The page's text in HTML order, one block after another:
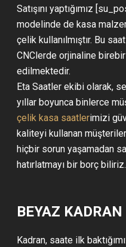
Satışını yaptığımız
modelinde de kasa
çelik kullanılmıştır. Bu
CNClerde orjinaline birebir
edilmektedir.
Eta Saatler ekibi olarak,
yıllar boyunca binlerce
çelik kasa saatlerimizi
kaliteyi kullanan
hiçbir sorun yaşamadan
hatırlatmayı bir borç biliriz.
BEYAZ KADRAN
Kadran, saate ilk